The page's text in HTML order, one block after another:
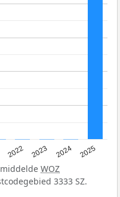
2022 2023 2024 2025
WOZ
3333 SZ.